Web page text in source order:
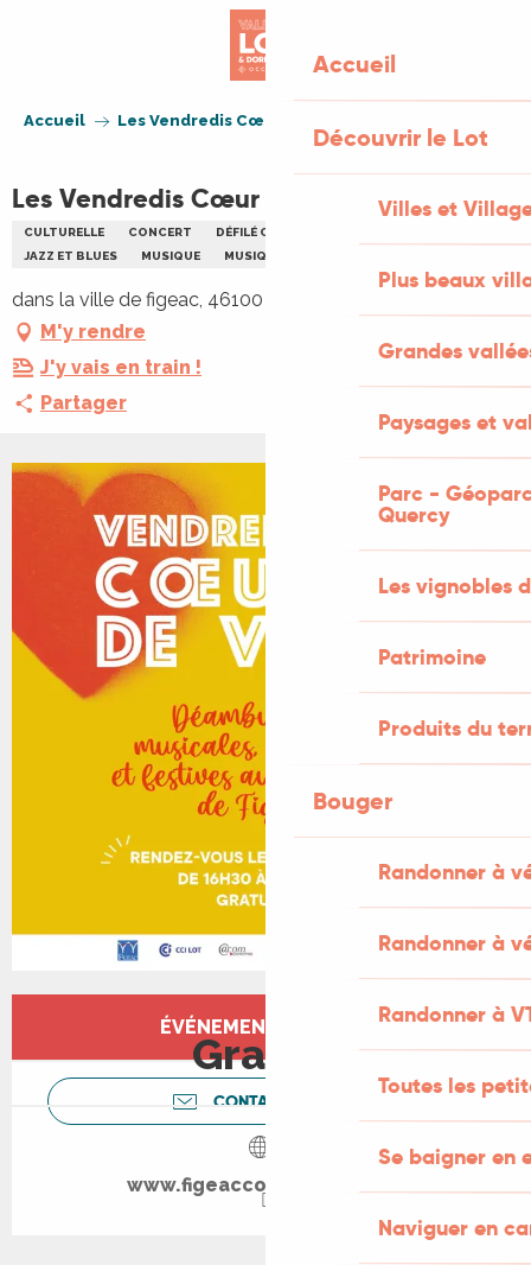
Accueil
Découvrir le Lot
Villes et
Plus beaux
Grandes
Paysages et
Parc -
Quercy
Les vignobles
Patrimoine
Produits du
Bouger
Randonner à
Randonner à
Randonner à
Toutes les
Se baigner en
Naviguer en
Accueil Les Vendredis Cœur de Vie à Figeac
Les Vendredis Cœur de Vie à Figeac
CULTURELLE CONCERT DÉFILÉ CORTÈGE PARADE
JAZZ ET BLUES
MUSIQUE MUSIQUE DE VARIÉTÉ
dans la ville de figeac, 46100 Figeac
M'y rendre
J'y vais en train !
Partager
+2 PHOTOS
Ouverture et coordonnées
ÉVÉNEMENT TERMINÉ
Gratuit
CONTACTEZ-NOUS
www.figeaccoeurdevie.com